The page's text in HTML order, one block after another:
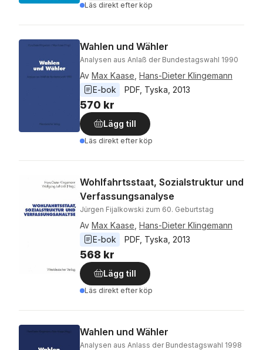
Läs direkt efter köp
Wahlen und Wähler
Analysen aus Anlaß der Bundestagswahl 1990
Av Max Kaase Hans-Dieter Klingemann
E-bok
PDF Tyska 2013
570 kr
Lägg till
Läs direkt efter köp
Wohlfahrtsstaat, Sozialstruktur und
Verfassungsanalyse
Jürgen Fijalkowski zum 60. Geburtstag
Av Max Kaase Hans-Dieter Klingemann
E-bok
PDF Tyska 2013
568 kr
Lägg till
Läs direkt efter köp
Wahlen und Wähler
Analysen aus Anlass der Bundestagswahl 1998